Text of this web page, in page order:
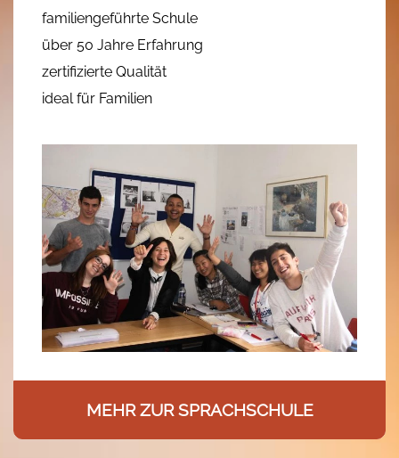
familiengeführte Schule
über 50 Jahre Erfahrung
zertifizierte Qualität
ideal für Familien
MEHR ZUR SPRACHSCHULE